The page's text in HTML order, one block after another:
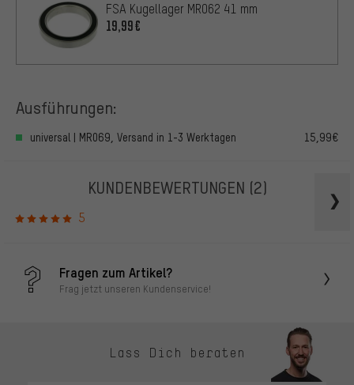
FSA Kugellager MR062 41 mm
19,99€
Ausführungen:
universal | MR069, Versand in 1-3 Werktagen 15,99€
KUNDENBEWERTUNGEN (2)
5
Fragen zum Artikel?
Frag jetzt unseren Kundenservice!
Lass Dich beraten